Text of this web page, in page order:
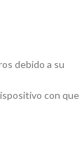
debido a su
con que